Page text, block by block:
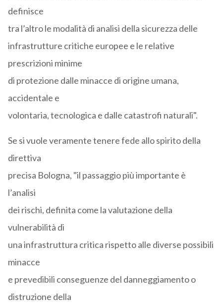
definisce
tra l’altro le modalità di analisi della sicurezza delle
infrastrutture critiche europee e le relative
prescrizioni minime
di protezione dalle minacce di origine umana,
accidentale e
volontaria, tecnologica e dalle catastrofi naturali".
Se si vuole veramente tenere fede allo spirito della
direttiva
precisa Bologna, "il passaggio più importante è
l’analisi
dei rischi, definita come la valutazione della
vulnerabilità di
una infrastruttura critica rispetto alle diverse possibili
minacce
e prevedibili conseguenze del danneggiamento o
distruzione della